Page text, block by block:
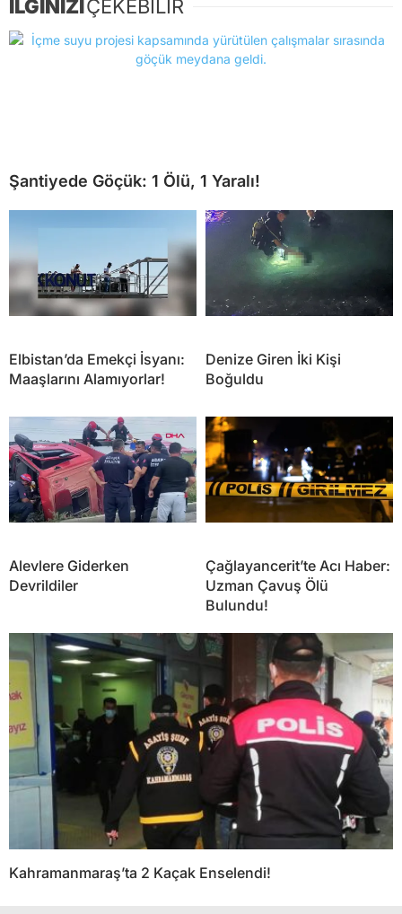
İLGİNİZİ ÇEKEBİLİR
Şantiyede Göçük: 1 Ölü, 1 Yaralı!
Elbistan’da Emekçi İsyanı:
Maaşlarını Alamıyorlar!
Denize Giren İki Kişi
Boğuldu
Alevlere Giderken
Devrildiler
Çağlayancerit’te Acı Haber:
Uzman Çavuş Ölü
Bulundu!
Kahramanmaraş’ta 2 Kaçak Enselendi!